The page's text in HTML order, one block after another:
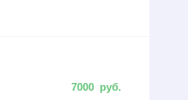
7000 руб.